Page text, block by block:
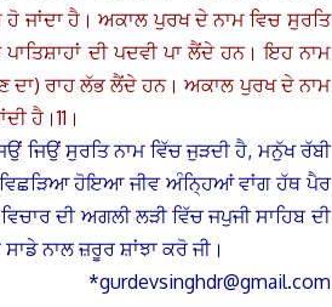
ਹੋ ਜਾਂਦਾ ਹੈ। ਅਕਾਲ ਪੁਰਖ ਦੇ ਨਾਮ ਵਿਚ ਸੁਰਤਿ
ਦੀ ਪਦਵੀ ਪਾ ਲੈਂਦੇ ਹਨ। ਇਹ ਨਾਮ
ਦਾ) ਰਾਹ ਲੱਭ ਲੈਂਦੇ ਹਨ। ਅਕਾਲ ਪੁਰਖ ਦੇ ਨਾਮ
ਹੈ।11।
ਜਿਉਂ ਸੁਰਤਿ ਨਾਮ ਵਿੱਚ ਜੁੜਦੀ ਹੈ, ਮਨੁੱਖ ਰੱਬੀ
ਵਿਛੜਿਆ ਹੋਇਆ ਜੀਵ ਅੰਨ੍ਹਿਆਂ ਵਾਂਗ ਹੱਥ ਪੈਰ
ਦੀ ਅਗਲੀ ਲੜੀ ਵਿੱਚ ਜਪੁਜੀ ਸਾਹਿਬ ਦੀ
ਨਾਲ ਜ਼ਰੂਰ ਸ਼ਾਂਝਾ ਕਰੋ ਜੀ।
*gurdevsinghdr@gmail.com